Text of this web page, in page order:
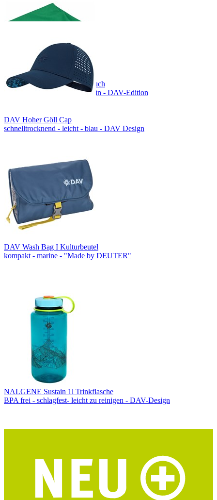
COCOON Mikrofaser Handtuch
Größe L - ultraleicht - waldgrün - DAV-Edition
DAV Hoher Göll Cap
schnelltrocknend - leicht - blau - DAV Design
DAV Wash Bag I Kulturbeutel
kompakt - marine - "Made by DEUTER"
NALGENE Sustain 1l Trinkflasche
BPA frei - schlagfest- leicht zu reinigen - DAV-Design